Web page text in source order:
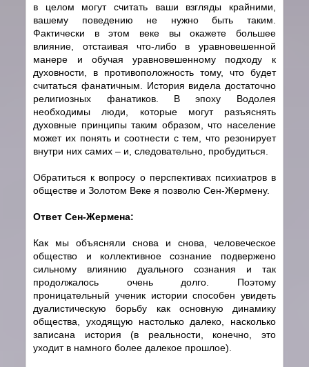
в целом могут считать ваши взгляды крайними,
вашему поведению не нужно быть таким.
Фактически в этом веке вы окажете большее
влияние, отстаивая что-либо в уравновешенной
манере и обучая уравновешенному подходу к
духовности, в противоположность тому, что будет
считаться фанатичным. История видела достаточно
религиозных фанатиков. В эпоху Водолея
необходимы люди, которые могут разъяснять
духовные принципы таким образом, что население
может их понять и соотнести с тем, что резонирует
внутри них самих – и, следовательно, пробудиться.
Обратиться к вопросу о перспективах психиатров в
обществе и Золотом Веке я позволю Сен-Жермену.
Ответ Сен-Жермена:
Как мы объясняли снова и снова, человеческое
общество и коллективное сознание подвержено
сильному влиянию дуального сознания и так
продолжалось очень долго. Поэтому
проницательный ученик истории способен увидеть
дуалистическую борьбу как основную динамику
общества, уходящую настолько далеко, насколько
записана история (в реальности, конечно, это
уходит в намного более далекое прошлое).